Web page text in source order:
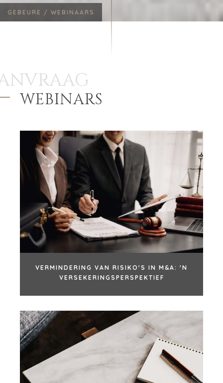
GEBEURE / WEBINAARS
WEBINARS
VERMINDERING VAN RISIKO'S IN M&A: 'N
VERSEKERINGSPERSPEKTIEF